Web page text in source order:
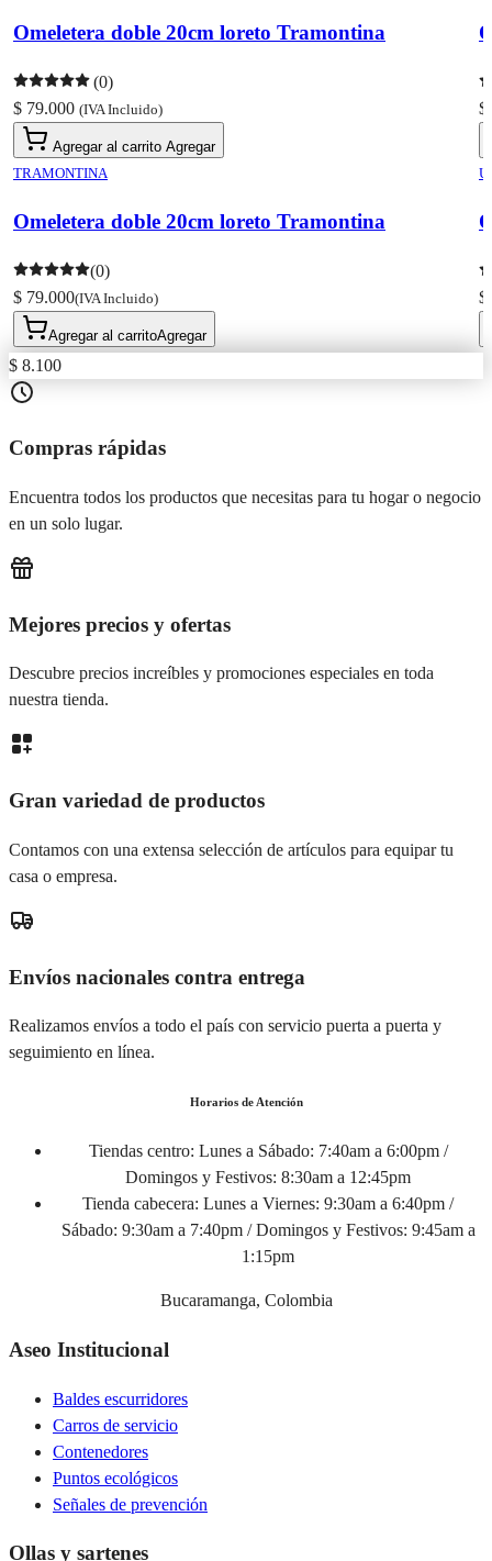
Omeletera doble 20cm loreto Tramontina
(0)
$ 79.000 (IVA Incluido)
Agregar al carrito Agregar
TRAMONTINA
Omeletera doble 20cm loreto Tramontina
(0)
$ 79.000(IVA Incluido)
Agregar al carritoAgregar
$
$
$ 8.100
Compras rápidas
Encuentra todos los productos que necesitas para tu hogar o negocio
en un solo lugar.
Mejores precios y ofertas
Descubre precios increíbles y promociones especiales en toda
nuestra tienda.
Gran variedad de productos
Contamos con una extensa selección de artículos para equipar tu
casa o empresa.
Envíos nacionales contra entrega
Realizamos envíos a todo el país con servicio puerta a puerta y
seguimiento en línea.
Horarios de Atención
Tiendas centro: Lunes a Sábado: 7:40am a 6:00pm /
Domingos y Festivos: 8:30am a 12:45pm
Tienda cabecera: Lunes a Viernes: 9:30am a 6:40pm /
Sábado: 9:30am a 7:40pm / Domingos y Festivos: 9:45am a
1:15pm
Bucaramanga, Colombia
Aseo Institucional
Baldes escurridores
Carros de servicio
Contenedores
Puntos ecológicos
Señales de prevención
Ollas y sartenes